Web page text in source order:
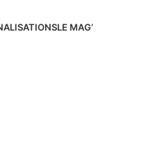
LE MAG’